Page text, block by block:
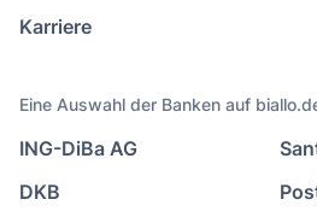
Karriere
Eine Auswahl der Banken auf
ING-DiBa AG
DKB